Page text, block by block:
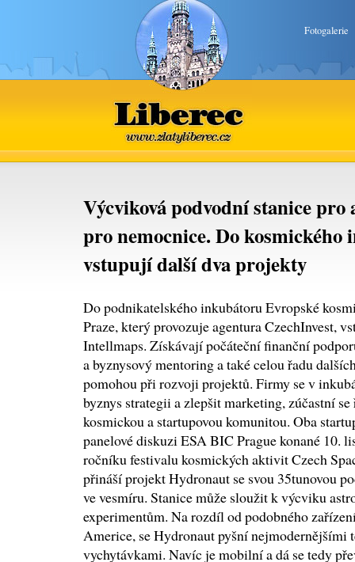
Fotogalerie
Liberec
www.zlatyliberec.cz
Výcviková podvodní stanice
pro nemocnice. Do
vstupují další dva projekty
Do podnikatelského inkubátoru Evropské
Praze, který provozuje agentura CzechInvest,
Intellmaps. Získávají počáteční finanční
a byznysový mentoring a také celou řadu
pomohou při rozvoji projektů. Firmy se v
byznys strategii a zlepšit marketing, zúčastní se
kosmickou a startupovou komunitou. Oba
panelové diskuzi ESA BIC Prague konané 10.
ročníku festivalu kosmických aktivit Czech
přináší projekt Hydronaut se svou 35tunovou
ve vesmíru. Stanice může sloužit k výcviku
experimentům. Na rozdíl od podobného
Americe, se Hydronaut pyšní
vychytávkami. Navíc je mobilní a dá se tedy